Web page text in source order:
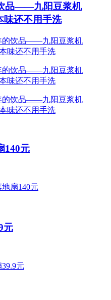
品——九阳豆浆机
味还不用手洗
140元
元